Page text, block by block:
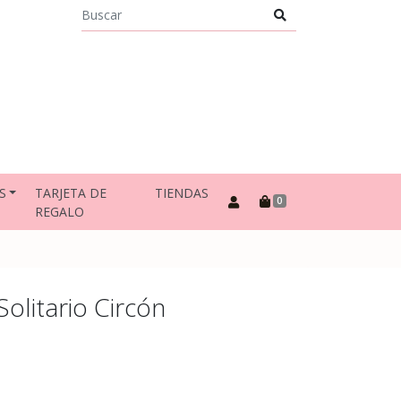
TARJETA DE
REGALO
TIENDAS 0
Circón